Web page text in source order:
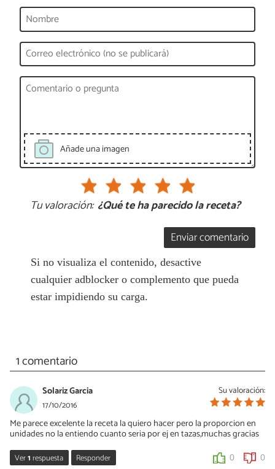
Añade una imagen
Tu valoración: ¿Qué te ha parecido la receta?
Enviar comentario
Si no visualiza el contenido, desactive
cualquier adblocker o complemento que pueda
estar impidiendo su carga.
1 comentario
Su valoración:
Solariz Garcia
17/10/2016
Me parece excelente la receta la quiero hacer pero la proporcion en
unidades no la entiendo cuanto seria por ej en tazas,muchas gracias
Ver1respuesta Responder 0 0